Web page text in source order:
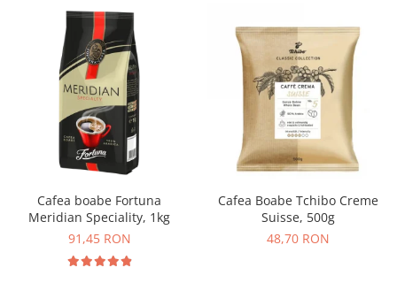
Cafea boabe Fortuna
Meridian Speciality, 1kg
91,45 RON
Cafea Boabe Tchibo Creme
Suisse, 500g
48,70 RON